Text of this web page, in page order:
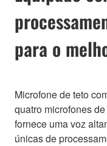
para o
Microfone de teto
quatro microfones
fornece uma voz
únicas de